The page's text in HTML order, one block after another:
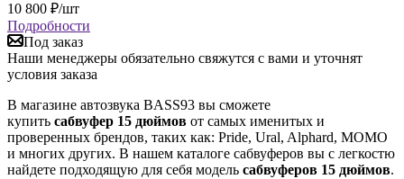
10 800 ₽/шт
Подробности
Под заказ
Наши менеджеры обязательно свяжутся с вами и уточнят
условия заказа
В магазине автозвука BASS93 вы сможете
купить сабвуфер 15 дюймов от самых именитых и
проверенных брендов, таких как: Pride, Ural, Alphard, MOMO
и многих других. В нашем каталоге сабвуферов вы с легкостю
найдете подходящую для себя модель сабвуферов 15 дюймов.